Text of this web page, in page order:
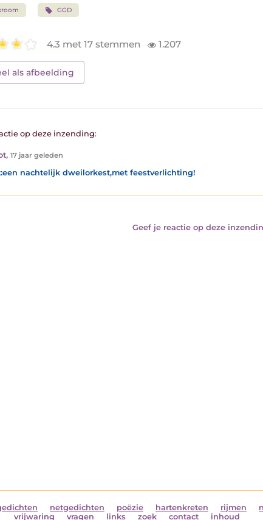
GGD
4.3 met 17 stemmen 1.207
als afbeelding
op deze inzending:
, 17 jaar geleden
nachtelijk dweilorkest,met feestverlichting!
Geef je reactie op deze
netgedichten poëzie hartenkreten rijmen
vrijwaring
vragen links zoek contact inhoud